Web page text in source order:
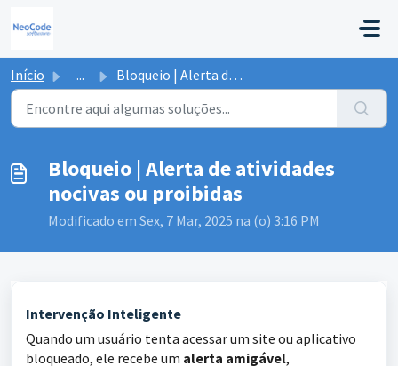
Início ... Bloqueio | Alerta de atividades nocivas ou proibidas
Bloqueio | Alerta de atividades
nocivas ou proibidas
Modificado em Sex, 7 Mar, 2025 na (o) 3:16 PM
Intervenção Inteligente
Quando um usuário tenta acessar um site ou aplicativo
bloqueado, ele recebe um alerta amigável,